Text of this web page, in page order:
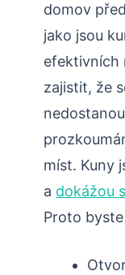
domov
jako jsou
efektivních‍
zajistit, že
míst.‍ Kuny
a dokážou
Proto⁣